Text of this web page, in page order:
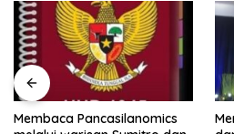
Menyelaraskan Pemerintah